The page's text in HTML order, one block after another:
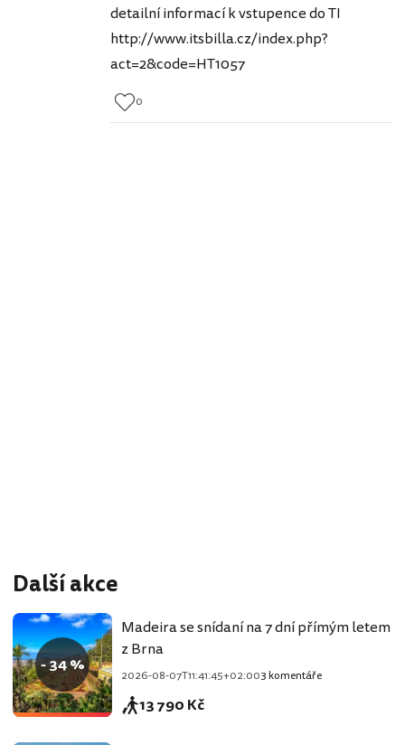
detailní informací k vstupence do TI
http://www.itsbilla.cz/index.php?
act=2&code=HT1057
0
Další akce
- 34 %
Madeira se snídaní na 7 dní přímým letem
z Brna
2026-08-07T11:41:45+02:003 komentáře
13 790 Kč